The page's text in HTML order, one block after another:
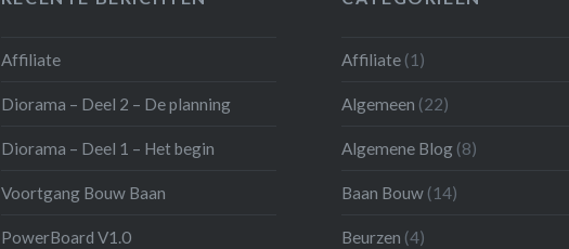
Affiliate
Diorama – Deel 2 – De planning
Diorama – Deel 1 – Het begin
Voortgang Bouw Baan
PowerBoard V1.0
Affiliate (1)
Algemeen (22)
Algemene Blog (8)
Baan Bouw (14)
Beurzen (4)